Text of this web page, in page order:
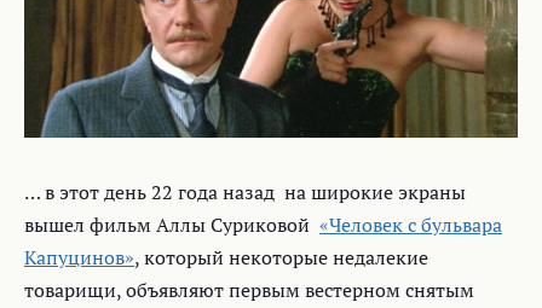
… в этот день 22 года назад на широкие экраны
вышел фильм Аллы Суриковой «Человек с бульвара
Капуцинов», который некоторые недалекие
товарищи, объявляют первым вестерном снятым